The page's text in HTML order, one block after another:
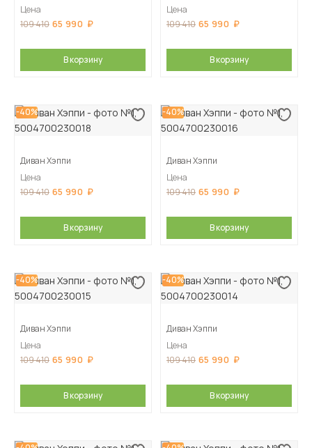
Цена
109 410 65 990
В корзину
Цена
109 410 65 990
В корзину
-40%
Диван Хэппи
Цена
109 410 65 990
В корзину
-40%
Диван Хэппи
Цена
109 410 65 990
В корзину
-40%
Диван Хэппи
Цена
109 410 65 990
В корзину
-40%
Диван Хэппи
Цена
109 410 65 990
В корзину